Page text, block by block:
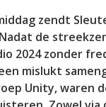
zendt
de
2024 zonder
mislukt
Unity, waren